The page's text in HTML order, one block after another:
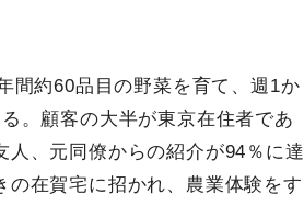
間約60品目の野菜を育て、週1か
。顧客の大半が東京在住者であ
人、元同僚からの紹介が94％に達
の在賀宅に招かれ、農業体験をす